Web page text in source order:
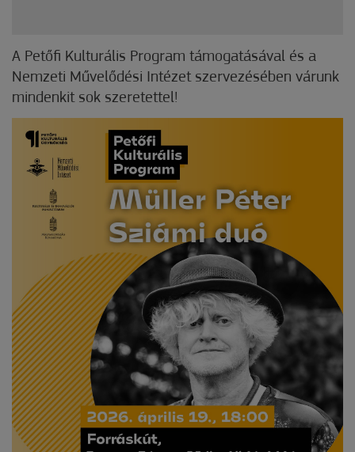
A Petőfi Kulturális Program támogatásával és a
Nemzeti Művelődési Intézet szervezésében várunk
mindenkit sok szeretettel!